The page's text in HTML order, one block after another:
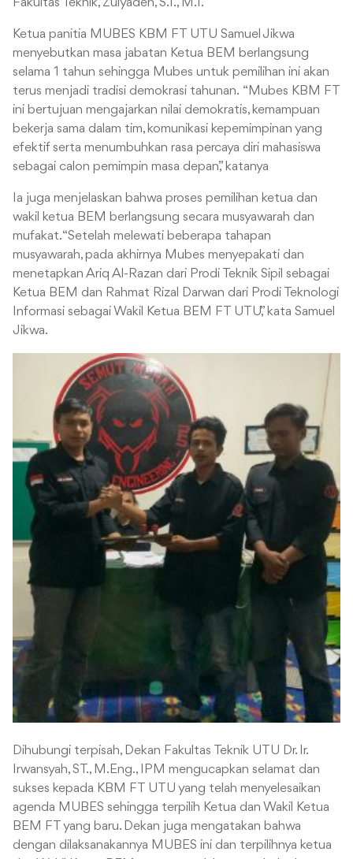
Fakultas Teknik, Zulyaden, S.T., M.T.
Ketua panitia MUBES KBM FT UTU Samuel Jikwa
menyebutkan masa jabatan Ketua BEM berlangsung
selama 1 tahun sehingga Mubes untuk pemilihan ini akan
terus menjadi tradisi demokrasi tahunan. “Mubes KBM FT
ini bertujuan mengajarkan nilai demokratis, kemampuan
bekerja sama dalam tim, komunikasi kepemimpinan yang
efektif serta menumbuhkan rasa percaya diri mahasiswa
sebagai calon pemimpin masa depan,” katanya
Ia juga menjelaskan bahwa proses pemilihan ketua dan
wakil ketua BEM berlangsung secara musyawarah dan
mufakat. “Setelah melewati beberapa tahapan
musyawarah, pada akhirnya Mubes menyepakati dan
menetapkan Ariq Al-Razan dari Prodi Teknik Sipil sebagai
Ketua BEM dan Rahmat Rizal Darwan dari Prodi Teknologi
Informasi sebagai Wakil Ketua BEM FT UTU,” kata Samuel
Jikwa.
Dihubungi terpisah, Dekan Fakultas Teknik UTU Dr. Ir.
Irwansyah, ST., M.Eng., IPM mengucapkan selamat dan
sukses kepada KBM FT UTU yang telah menyelesaikan
agenda MUBES sehingga terpilih Ketua dan Wakil Ketua
BEM FT yang baru. Dekan juga mengatakan bahwa
dengan dilaksanakannya MUBES ini dan terpilihnya ketua